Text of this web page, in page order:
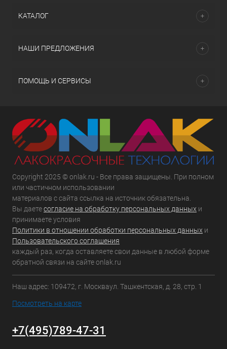
КАТАЛОГ
НАШИ ПРЕДЛОЖЕНИЯ
ПОМОЩЬ И СЕРВИСЫ
Copyright 2025 © onlak.ru - Все права защищены. При полном
или частичном использовании
материалов с сайта ссылка на источник обязательна.
Вы даетесогласие на обработку персональных данных и
принимаете условия
Политики в отношении обработки персональных данных и
Пользовательского соглашения
каждый раз, когда оставляете свои данные в любой форме
обратной связи на сайте onlak.ru
Наш адрес: 109472, г. Москваул. Ташкентская, д. 28, стр. 1
Посмотреть на карте
+7(495)789-47-31